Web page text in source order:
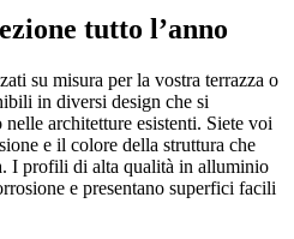
tutto l’anno
su misura per la vostra terrazza o
in diversi design che si
architetture esistenti. Siete voi
e il colore della struttura che
I profili di alta qualità in alluminio
e presentano superfici facili